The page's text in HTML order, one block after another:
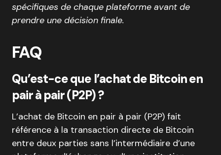
spécifiques de chaque plateforme avant de
prendre une décision finale.
FAQ
Qu’est-ce que l’achat de Bitcoin en
pair à pair (P2P) ?
L’achat de Bitcoin en pair à pair (P2P) fait
référence à la transaction directe de Bitcoin
entre deux parties sans l’intermédiaire d’une